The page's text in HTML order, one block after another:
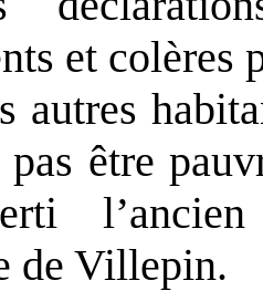
et colères
autres
être
l’ancien
de Villepin.